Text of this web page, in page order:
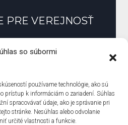
so súbormi
používame technológie, ako sú
prístup k informáciám o zariadení. Súhlas
spracovávať údaje, ako je správanie pri
stránke. Nesúhlas alebo odvolanie
určité vlastnosti a funkcie.
PRE VEREJNOSŤ
k informáciám
objednávky
obstarávanie
osobných údajov
súborov cookie (EÚ)